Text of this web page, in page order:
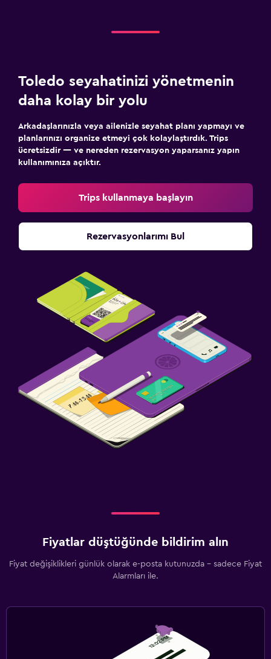
Toledo seyahatinizi yönetmenin
daha kolay bir yolu
Arkadaşlarınızla veya ailenizle seyahat planı yapmayı ve
planlarınızı organize etmeyi çok kolaylaştırdık. Trips
ücretsizdir — ve nereden rezervasyon yaparsanız yapın
kullanımınıza açıktır.
Trips kullanmaya başlayın
Rezervasyonlarımı Bul
Fiyatlar düştüğünde bildirim alın
Fiyat değişiklikleri günlük olarak e-posta kutunuzda - sadece Fiyat
Alarmları ile.